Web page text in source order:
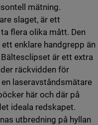
mätning.
slaget, är ett
flera olika mått. Den
enklare handgrepp än
är ett extra
räckvidden för
laseravståndsmätare
här och där på
ideala redskapet.
utbredning på hyllan